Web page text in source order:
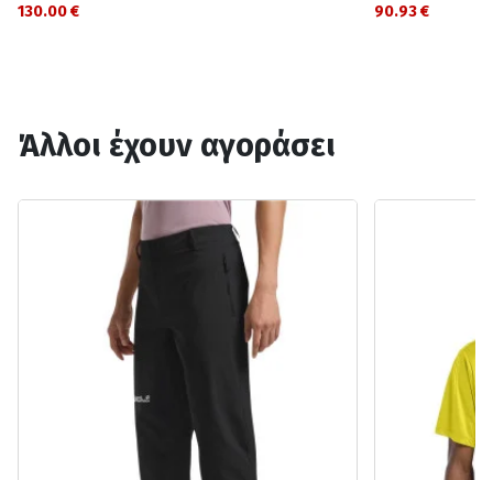
130.00 € 90.93 €
Άλλοι έχουν αγοράσει